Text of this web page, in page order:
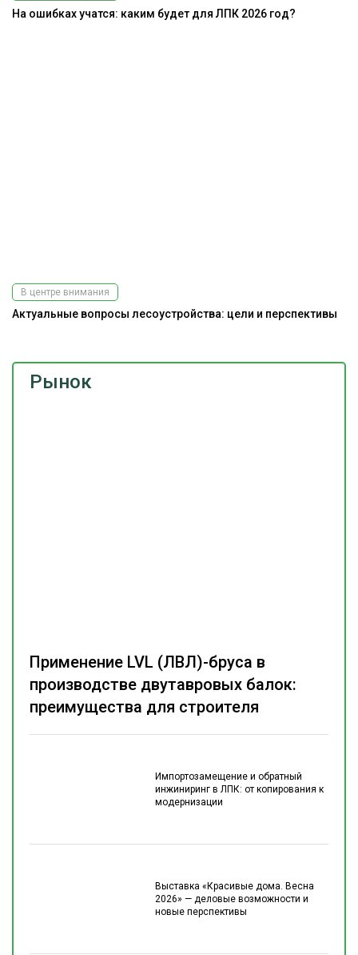
Рынок
Импортозамещение и обратный
инжиниринг в ЛПК: от копирования к
модернизации
Выставка «Красивые дома. Весна
2026» — деловые возможности и
новые перспективы
Применение LVL (ЛВЛ)-бруса в
производстве двутавровых балок:
преимущества для строителя
На ошибках учатся: каким будет для ЛПК 2026 год?
В центре внимания
Актуальные вопросы лесоустройства: цели и перспективы